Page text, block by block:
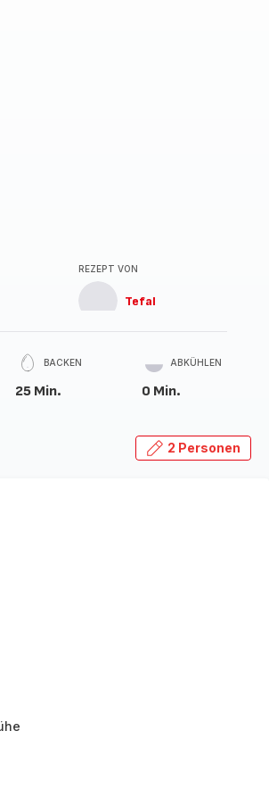
REZEPT VON
Tefal
BACKEN
25 Min.
ABKÜHLEN
0 Min.
2 Personen